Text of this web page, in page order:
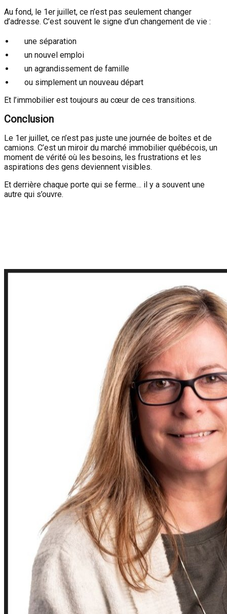
Au fond, le 1er juillet, ce n’est pas seulement changer
d’adresse. C’est souvent le signe d’un changement de vie :
une séparation
un nouvel emploi
un agrandissement de famille
ou simplement un nouveau départ
Et l’immobilier est toujours au cœur de ces transitions.
Conclusion
Le 1er juillet, ce n’est pas juste une journée de boîtes et de
camions. C’est un miroir du marché immobilier québécois, un
moment de vérité où les besoins, les frustrations et les
aspirations des gens deviennent visibles.
Et derrière chaque porte qui se ferme… il y a souvent une
autre qui s’ouvre.